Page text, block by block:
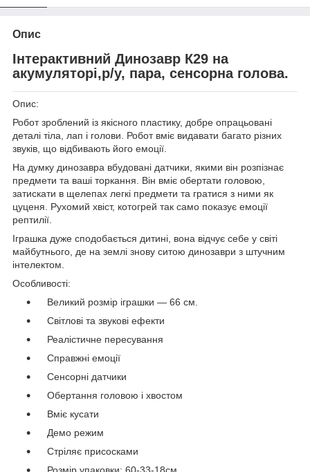
Опис
Інтерактивний Динозавр К29 на
акумуляторі,р/у, пара, сенсорна голова.
Опис:
Робот зроблений із якісного пластику, добре опрацьовані
деталі тіла, лап і голови. Робот вміє видавати багато різних
звуків, що відбивають його емоції.
На думку динозавра вбудовані датчики, якими він розпізнає
предмети та ваші торкання. Він вміє обертати головою,
затискати в щелепах легкі предмети та гратися з ними як
цуценя. Рухомий хвіст, котогрей так само показує емоції
рептилії.
Іграшка дуже сподобається дитині, вона відчує себе у світі
майбутнього, де на землі знову ситою динозаври з штучним
інтелектом.
Особливості:
Великий розмір іграшки — 66 см.
Світлові та звукові ефекти
Реалістичне пересування
Справжні емоції
Сенсорні датчики
Обертання головою і хвостом
Вміє кусати
Демо режим
Стріляє присосками